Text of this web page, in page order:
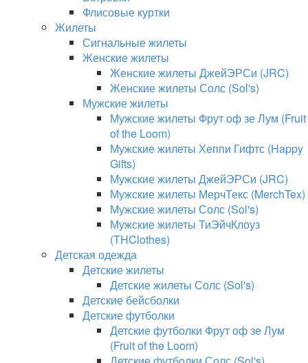
Флисовые куртки
Жилеты
Сигнальные жилеты
Женские жилеты
Женские жилеты ДжейЭРСи (JRC)
Женские жилеты Солс (Sol's)
Мужские жилеты
Мужские жилеты Фрут оф зе Лум (Fruit
of the Loom)
Мужские жилеты Хеппи Гифтс (Happy
Gifts)
Мужские жилеты ДжейЭРСи (JRC)
Мужские жилеты МерчТекс (MerchTex)
Мужские жилеты Солс (Sol's)
Мужские жилеты ТиЭйчКлоуз
(THClothes)
Детская одежда
Детские жилеты
Детские жилеты Солс (Sol's)
Детские бейсболки
Детские футболки
Детские футболки Фрут оф зе Лум
(Fruit of the Loom)